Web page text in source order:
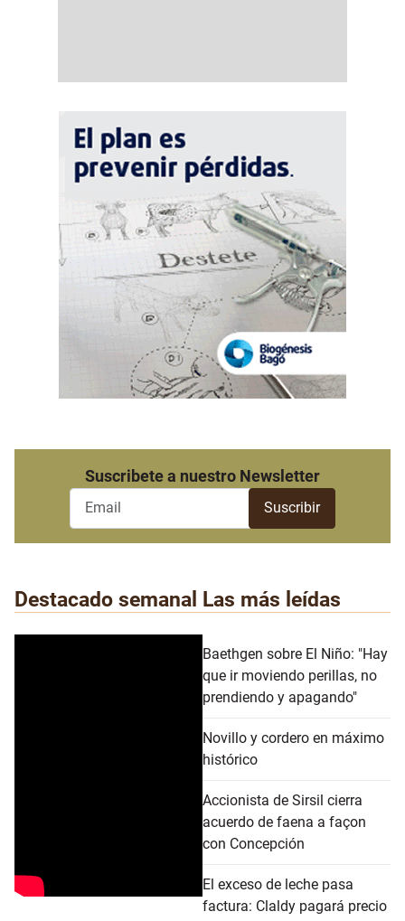
Suscribete a nuestro Newsletter
Destacado semanal Las más leídas
Baethgen sobre El Niño: "Hay
que ir moviendo perillas, no
prendiendo y apagando"
Novillo y cordero en máximo
histórico
Accionista de Sirsil cierra
acuerdo de faena a façon
con Concepción
El exceso de leche pasa
factura: Claldy pagará precio